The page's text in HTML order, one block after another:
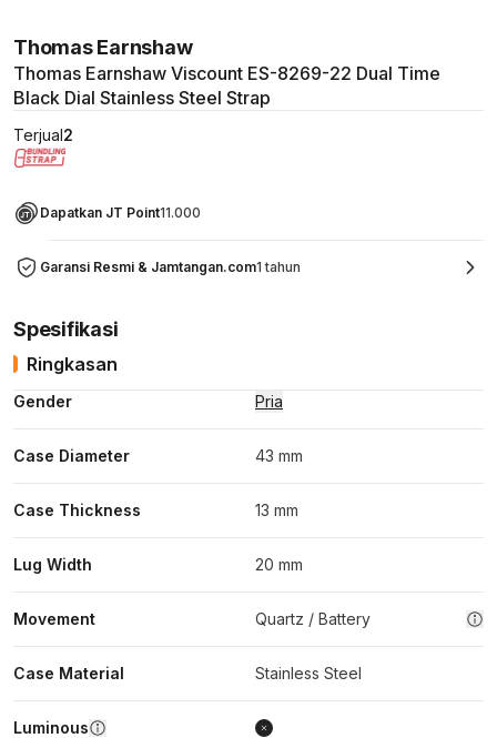
Thomas Earnshaw
Thomas Earnshaw Viscount ES-8269-22 Dual Time
Black Dial Stainless Steel Strap
Terjual2
Dapatkan JT Point11.000
Garansi Resmi & Jamtangan.com1 tahun
Spesifikasi
Ringkasan
Gender Pria
Case Diameter 43 mm
Case Thickness 13 mm
Lug Width 20 mm
Movement Quartz / Battery
Case Material Stainless Steel
Luminous